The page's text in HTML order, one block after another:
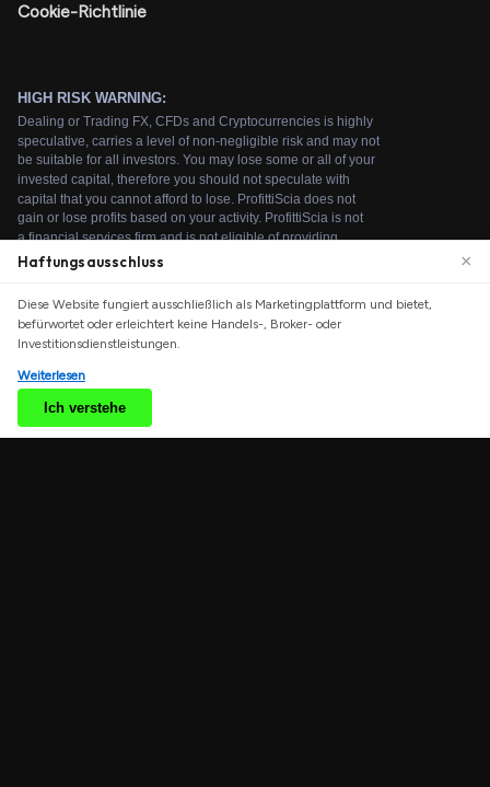
Cookie-Richtlinie
We use cookies to enhance your browsing experience. By
continuing to use our website, you agree to our use of
cookies. See our
Accept
Haftungsausschluss ×
Diese Website fungiert ausschließlich als Marketingplattform und bietet,
befürwortet oder erleichtert keine Handels-, Broker- oder
Investitionsdienstleistungen.
Weiterlesen
Ich verstehe